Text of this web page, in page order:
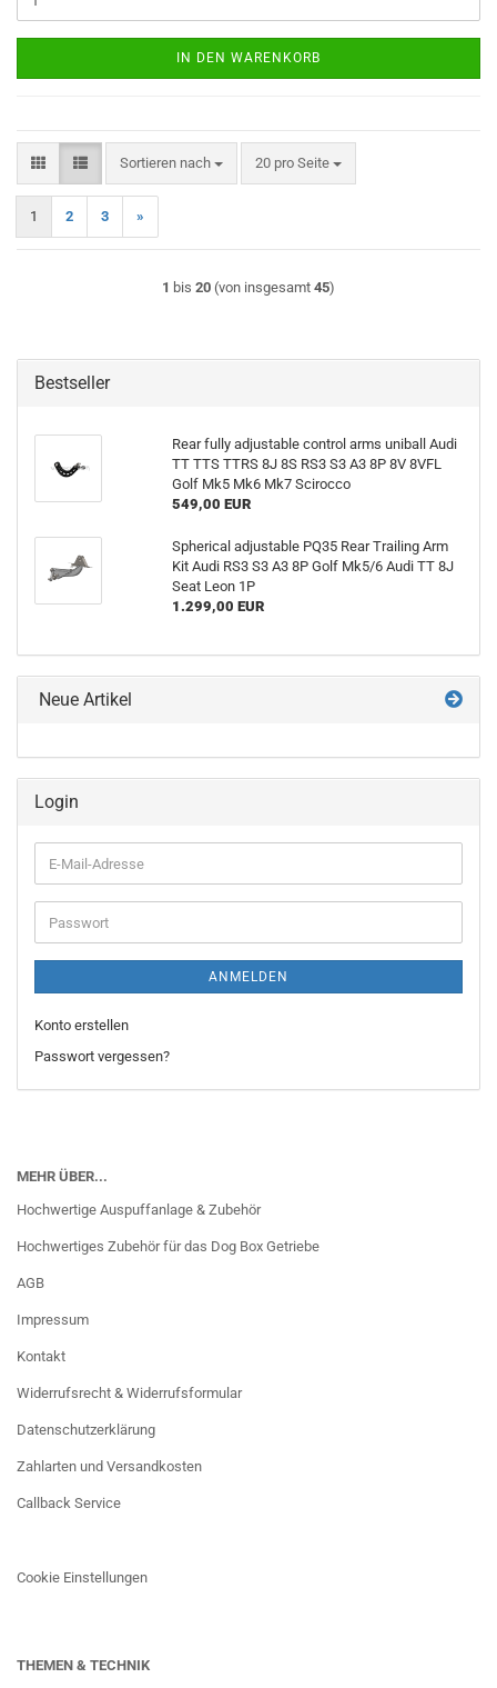
IN DEN WARENKORB
Sortieren nach
Sortieren nach 20 pro Seite
pro Seite
1 2 3 »
1 bis 20 (von insgesamt 45)
Bestseller
Rear fully ad­justa­ble con­trol arms uni­ball Audi
TT TTS TTRS 8J 8S RS3 S3 A3 8P 8V 8VFL
Golf Mk5 Mk6 Mk7 Sci­roc­co
549,00 EUR
Sphe­ri­cal ad­justa­ble PQ35 Rear Trai­ling Arm
Kit Audi RS3 S3 A3 8P Golf Mk5/6 Audi TT 8J
Seat Leon 1P
1.299,00 EUR
Neue Artikel
Login
E-
Mail-
Adresse
Passwort
ANMELDEN
Konto erstellen
Passwort vergessen?
MEHR ÜBER...
Hochwertige Auspuffanlage & Zubehör
Hochwertiges Zubehör für das Dog Box Getriebe
AGB
Impressum
Kontakt
Widerrufsrecht & Widerrufsformular
Datenschutzerklärung
Zahlarten und Versandkosten
Callback Service
Cookie Einstellungen
THEMEN & TECHNIK